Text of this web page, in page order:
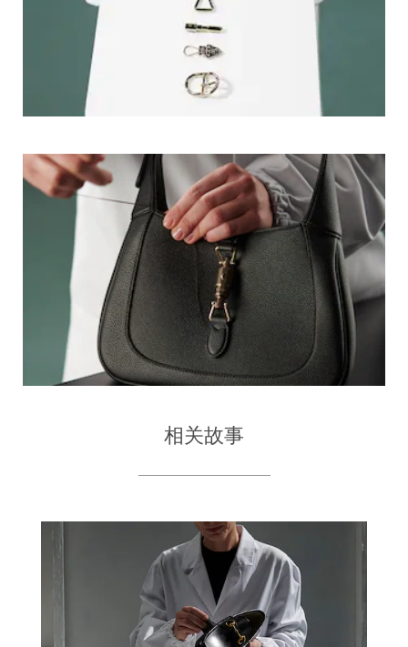
相关故事